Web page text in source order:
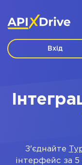
Вхід
З'єднайте
інтерфейс за 5